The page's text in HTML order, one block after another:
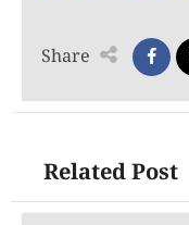
Share
Related Post